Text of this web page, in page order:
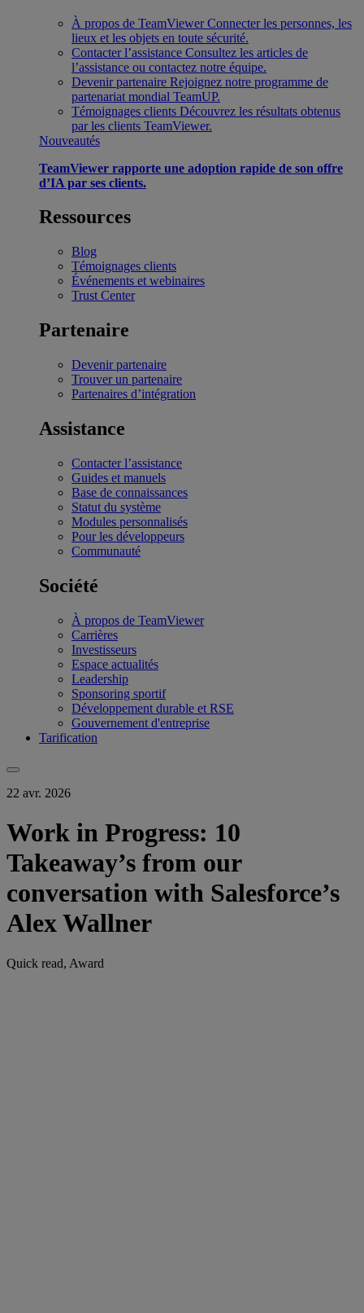
À propos de TeamViewer Connecter les personnes, les
lieux et les objets en toute sécurité.
Contacter l’assistance Consultez les articles de
l’assistance ou contactez notre équipe.
Devenir partenaire Rejoignez notre programme de
partenariat mondial TeamUP.
Témoignages clients Découvrez les résultats obtenus
par les clients TeamViewer.
Nouveautés
TeamViewer rapporte une adoption rapide de son offre
d’IA par ses clients.
Ressources
Blog
Témoignages clients
Événements et webinaires
Trust Center
Partenaire
Devenir partenaire
Trouver un partenaire
Partenaires d’intégration
Assistance
Contacter l’assistance
Guides et manuels
Base de connaissances
Statut du système
Modules personnalisés
Pour les développeurs
Communauté
Société
À propos de TeamViewer
Carrières
Investisseurs
Espace actualités
Leadership
Sponsoring sportif
Développement durable et RSE
Gouvernement d'entreprise
Tarification
22 avr. 2026
Work in Progress: 10
Takeaway’s from our
conversation with Salesforce’s
Alex Wallner
Quick read, Award